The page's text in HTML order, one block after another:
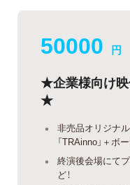
50000 円
★企業様向け映
★
非売品オリジナ
「TRAinno」＋ボ
終演後会場にて
ど！